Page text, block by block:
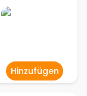
Hinzufügen